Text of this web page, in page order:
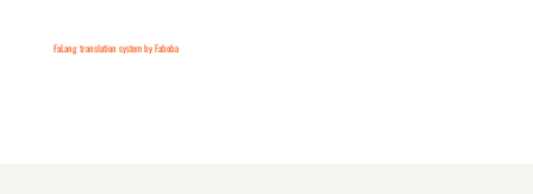
FaLang translation system by Faboba